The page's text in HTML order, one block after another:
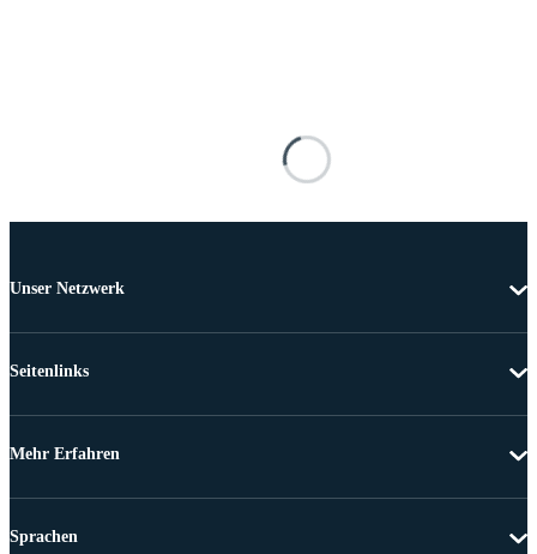
Unser Netzwerk
Seitenlinks
Mehr Erfahren
Sprachen